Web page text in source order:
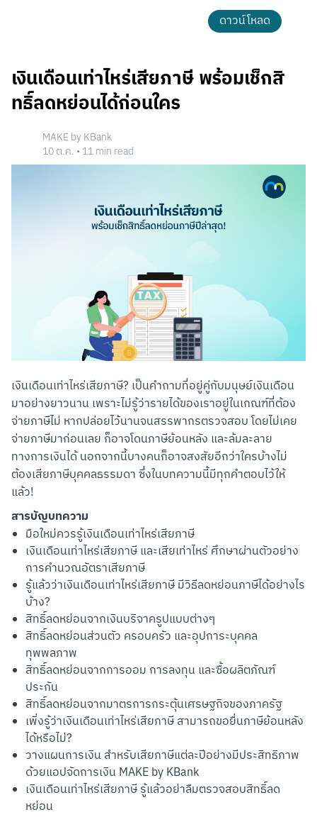
ดาวน์โหลด
เงินเดือนเท่าไหร่เสียภาษี พร้อมเช็กสิ
ทธิ์ลดหย่อนได้ก่อนใคร
MAKE by KBank
10 ต.ค. • 11min read
เงินเดือนเท่าไหร่เสียภาษี? เป็นคำถามที่อยู่คู่กับมนุษย์เงินเดือน
มาอย่างยาวนาน เพราะไม่รู้ว่ารายได้ของเราอยู่ในเกณฑ์ที่ต้อง
จ่ายภาษีไม่ หากปล่อยไว้นานจนสรรพากรตรวจสอบ โดยไม่เคย
จ่ายภาษีมาก่อนเลย ก็อาจโดนภาษีย้อนหลัง และล้มละลาย
ทางการเงินได้ นอกจากนี้บางคนก็อาจสงสัยอีกว่าใครบ้างไม่
ต้องเสียภาษีบุคคลธรรมดา ซึ่งในบทความนี้มีทุกคำตอบไว้ให้
แล้ว!
สารบัญบทความ
มือใหม่ควรรู้เงินเดือนเท่าไหร่เสียภาษี
เงินเดือนเท่าไหร่เสียภาษี และเสียเท่าไหร่ ศึกษาผ่านตัวอย่าง
การคำนวณอัตราเสียภาษี
รู้แล้วว่าเงินเดือนเท่าไหร่เสียภาษี มีวิธีลดหย่อนภาษีได้อย่างไร
บ้าง?
สิทธิ์ลดหย่อนจากเงินบริจาครูปแบบต่างๆ
สิทธิ์ลดหย่อนส่วนตัว ครอบครัว และอุปการะบุคคล
ทุพพลภาพ
สิทธิ์ลดหย่อนจากการออม การลงทุน และซื้อผลิตภัณฑ์
ประกัน
สิทธิ์ลดหย่อนจากมาตรการกระตุ้นเศรษฐกิจของภาครัฐ
เพิ่งรู้ว่าเงินเดือนเท่าไหร่เสียภาษี สามารถขอยื่นภาษีย้อนหลัง
ได้หรือไม่?
วางแผนการเงิน สำหรับเสียภาษีแต่ละปีอย่างมีประสิทธิภาพ
ด้วยแอปจัดการเงิน MAKE by KBank
เงินเดือนเท่าไหร่เสียภาษี รู้แล้วอย่าลืมตรวจสอบสิทธิ์ลด
หย่อน